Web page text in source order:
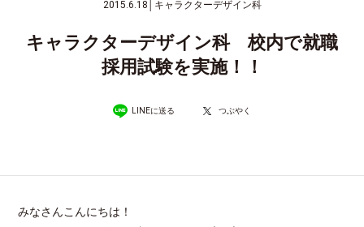
2015.6.18 キャラクターデザイン科
キャラクターデザイン科 校内で就職
採用試験を実施！！
LINEに送る つぶやく
みなさんこんにちは！